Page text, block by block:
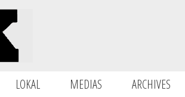
LOKAL MEDIAS ARCHIVES